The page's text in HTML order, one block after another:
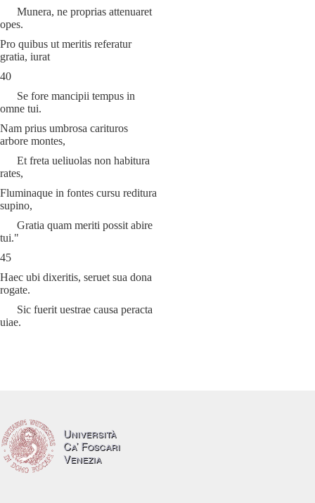
Munera, ne proprias attenuaret
opes.
Pro quibus ut meritis referatur
gratia, iurat
40
Se fore mancipii tempus in
omne tui.
Nam prius umbrosa carituros
arbore montes,
Et freta ueliuolas non habitura
rates,
Fluminaque in fontes cursu reditura
supino,
Gratia quam meriti possit abire
tui."
45
Haec ubi dixeritis, seruet sua dona
rogate.
Sic fuerit uestrae causa peracta
uiae.
Università
Ca’ Foscari
Venezia